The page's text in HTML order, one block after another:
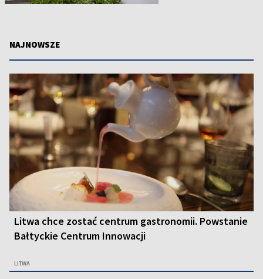
NAJNOWSZE
Litwa chce zostać centrum gastronomii. Powstanie
Bałtyckie Centrum Innowacji
LITWA